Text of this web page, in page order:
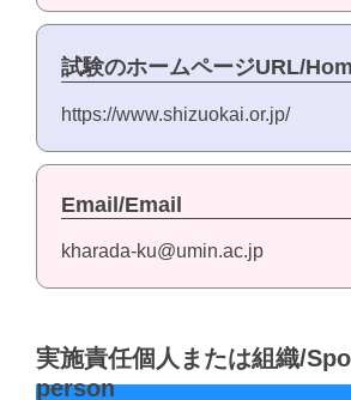
試験のホームページURL/
https://www.shizuokai.or.jp/
Email/Email
kharada-ku@umin.ac.jp
実施責任個人または組織/
person